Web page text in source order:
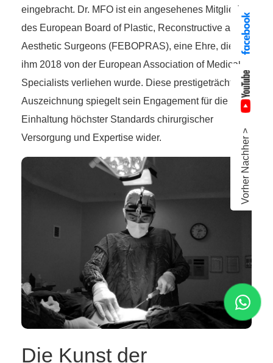
eingebracht. Dr. MFO ist ein angesehenes Mitglied
des European Board of Plastic, Reconstructive and
Aesthetic Surgeons (FEBOPRAS), eine Ehre, die
ihm 2018 von der European Association of Medical
Specialists verliehen wurde. Diese prestigeträchtige
Auszeichnung spiegelt sein Engagement für die
Einhaltung höchster Standards chirurgischer
Versorgung und Expertise wider.
Die Kunst der
Vorher Nachher >